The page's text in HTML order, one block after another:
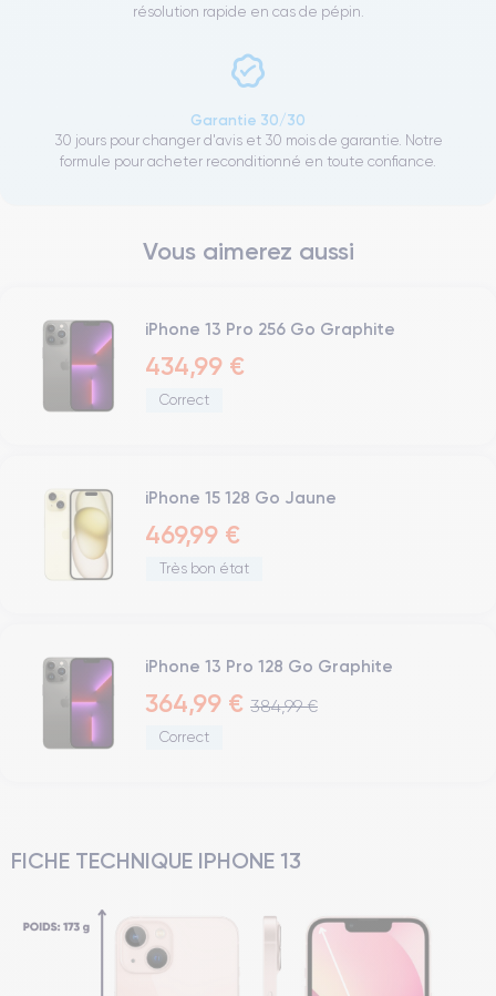
résolution rapide en cas de pépin.
Garantie 30/30
30 jours pour changer d'avis et 30 mois de garantie. Notre
formule pour acheter reconditionné en toute confiance.
Vous aimerez aussi
iPhone 13 Pro 256 Go Graphite
434,99 €
Correct
iPhone 15 128 Go Jaune
469,99 €
Très bon état
iPhone 13 Pro 128 Go Graphite
364,99 € 384,99 €
Correct
FICHE TECHNIQUE IPHONE 13